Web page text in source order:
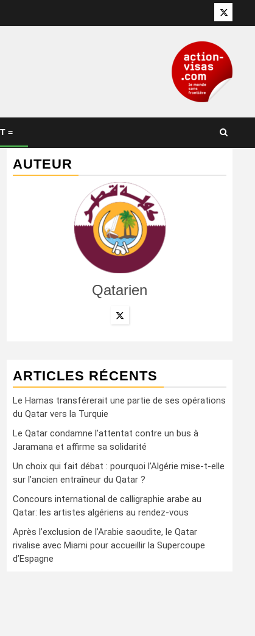
Twitter
=
AUTEUR
Qatarien
ARTICLES RÉCENTS
Le Hamas transférerait une partie de ses opérations
du Qatar vers la Turquie
Le Qatar condamne l’attentat contre un bus à
Jaramana et affirme sa solidarité
Un choix qui fait débat : pourquoi l’Algérie mise-t-elle
sur l’ancien entraîneur du Qatar ?
Concours international de calligraphie arabe au
Qatar: les artistes algériens au rendez-vous
Après l’exclusion de l’Arabie saoudite, le Qatar
rivalise avec Miami pour accueillir la Supercoupe
d’Espagne